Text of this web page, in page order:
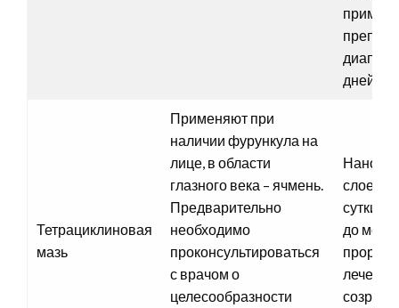
дней.
Тетрациклиновая
мазь
Применяют при
наличии фурункула на
лице, в области
глазного века – ячмень.
Предварительно
необходимо
проконсультироваться
с врачом о
целесообразности
слоем
сутки
до
лечения